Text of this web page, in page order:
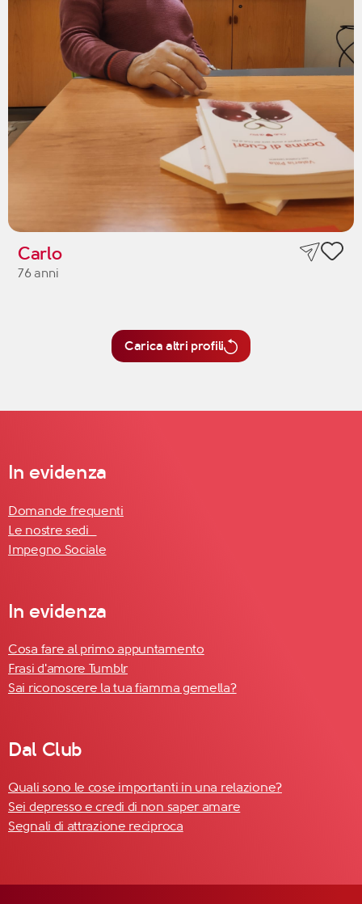
Carlo
76 anni
Carica altri profili
In evidenza
Domande frequenti
Le nostre sedi
Impegno Sociale
In evidenza
Cosa fare al primo appuntamento
Frasi d'amore Tumblr
Sai riconoscere la tua fiamma gemella?
Dal Club
Quali sono le cose importanti in una relazione?
Sei depresso e credi di non saper amare
Segnali di attrazione reciproca